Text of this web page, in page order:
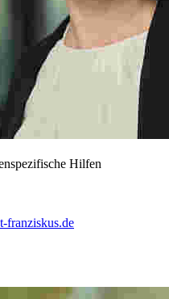
Hilfen
franziskus.de